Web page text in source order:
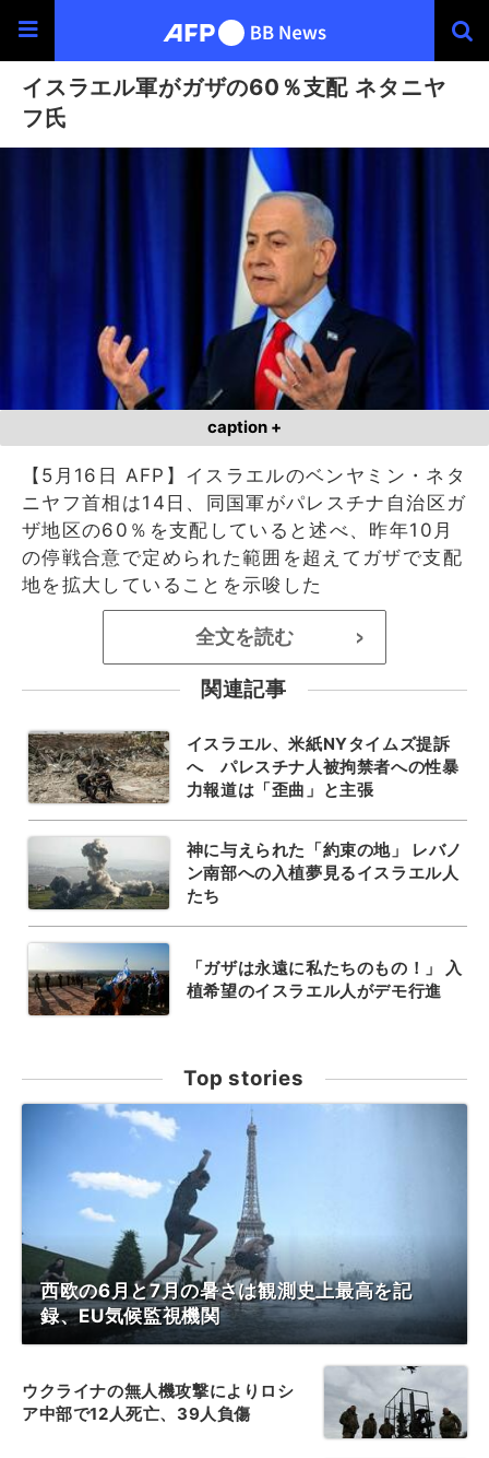
イスラエル軍がガザの60％支配 ネタニヤ
フ氏
caption +
【5月16日 AFP】イスラエルのベンヤミン・ネタ
ニヤフ首相は14日、同国軍がパレスチナ自治区ガ
ザ地区の60％を支配していると述べ、昨年10月
の停戦合意で定められた範囲を超えてガザで支配
地を拡大していることを示唆した
全文を読む >
関連記事
イスラエル、米紙NYタイムズ提訴
へ パレスチナ人被拘禁者への性暴
力報道は「歪曲」と主張
神に与えられた「約束の地」 レバノ
ン南部への入植夢見るイスラエル人
たち
「ガザは永遠に私たちのもの！」 入
植希望のイスラエル人がデモ行進
Top stories
西欧の6月と7月の暑さは観測史上最高を記
録、EU気候監視機関
ウクライナの無人機攻撃によりロシ
ア中部で12人死亡、39人負傷